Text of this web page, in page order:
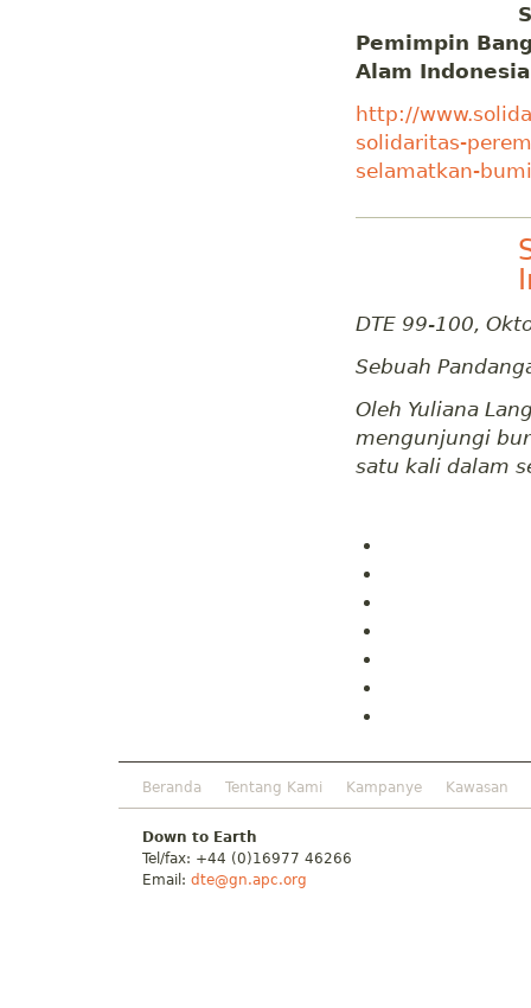
Pemimpin
Alam
http://
solidaritas-
selamatkan-
DTE 99-100,
Sebuah
Oleh Yuliana
mengunjungi
satu kali dalam
Beranda Tentang Kami Kampanye Kawasan
Down to Earth
Tel/fax: +44 (0)16977 46266
Email: dte@gn.apc.org